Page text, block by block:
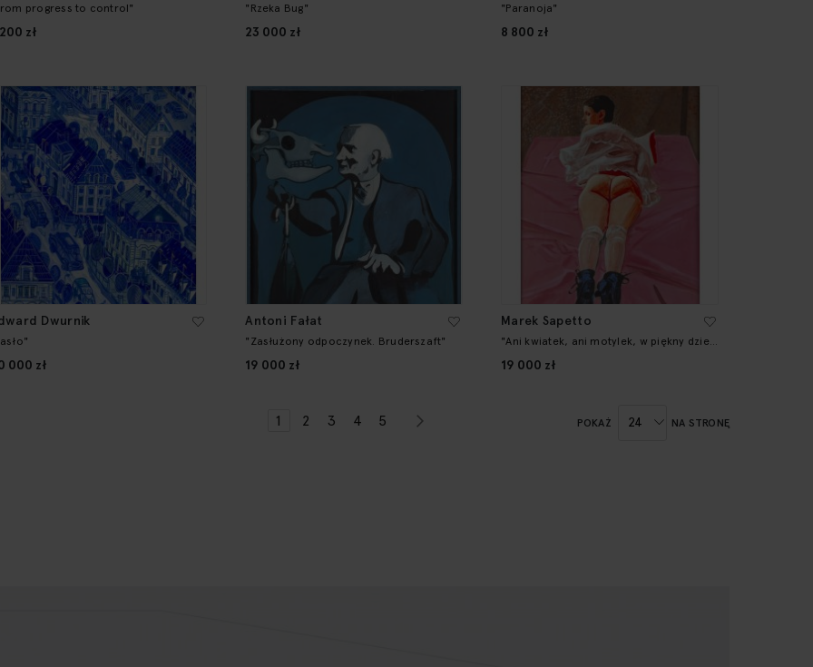
progress to control"
zł
"Rzeka Bug"
23 000 zł
"Paranoja"
8 800 zł
Dwurnik
000 zł
Antoni Fałat
"Zasłużony odpoczynek. Bruderszaft"
19 000 zł
Marek Sapetto
"Ani kwiatek, ani motylek, w piękny dzień
19 000 zł
Strona
Aktualnie czytasz stronę
1 Strona
2 Strona
3 Strona
4 Strona
5 POKAŻ NA STRONĘ